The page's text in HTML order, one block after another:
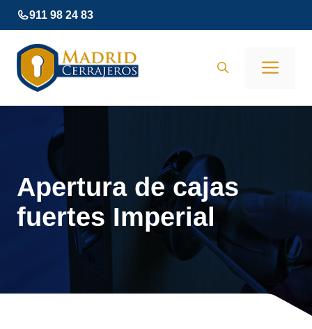
Saltar
al
contenido
911 98 24 83
Apertura de cajas
fuertes Imperial